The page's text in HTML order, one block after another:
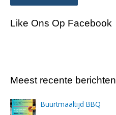
Like Ons Op Facebook
Meest recente berichten
Buurtmaaltijd BBQ